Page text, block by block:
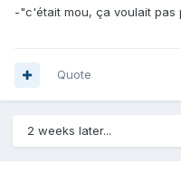
-"c'était mou, ça voulait pas
Quote
2 weeks later...